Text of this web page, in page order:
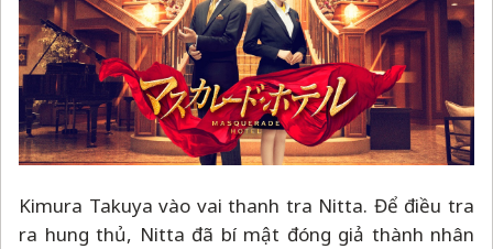
Kimura Takuya vào vai thanh tra Nitta. Để điều tra
ra hung thủ, Nitta đã bí mật đóng giả thành nhân